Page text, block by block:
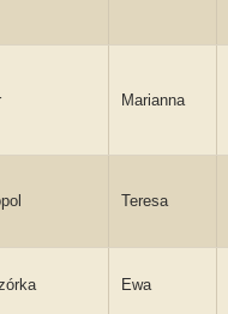
Marianna
Teresa
Ewa